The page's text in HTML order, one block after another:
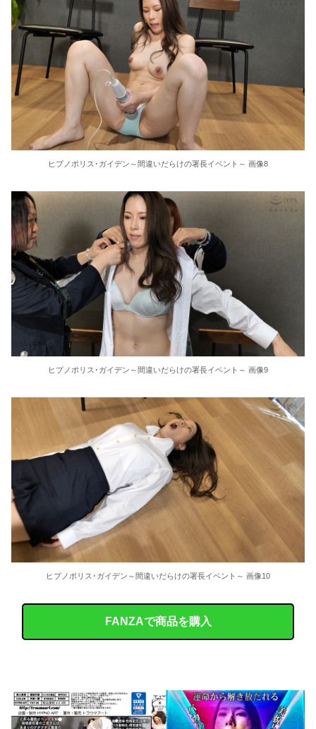
ヒプノポリス･ガイデン～間違いだらけの署長イベント～ 画像8
ヒプノポリス･ガイデン～間違いだらけの署長イベント～ 画像9
ヒプノポリス･ガイデン～間違いだらけの署長イベント～ 画像10
FANZAで商品を購入